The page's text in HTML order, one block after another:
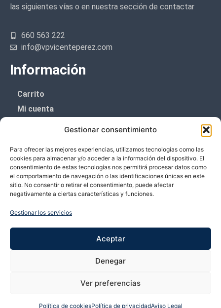
Gestionar consentimiento
Para ofrecer las mejores experiencias, utilizamos tecnologías como las
cookies para almacenar y/o acceder a la información del dispositivo. El
consentimiento de estas tecnologías nos permitirá procesar datos como
el comportamiento de navegación o las identificaciones únicas en este
sitio. No consentir o retirar el consentimiento, puede afectar
negativamente a ciertas características y funciones.
Gestionar los servicios
Aceptar
Denegar
Ver preferencias
Política de cookiesPolítica de privacidadAviso Legal
las siguientes vías o en nuestra sección de contactar
660 563 222
info@vpvicenteperez.com
Información
Carrito
Mi cuenta
Política de cookies (UE)
Boletín de noticias
¡¡Suscríbete y prometemos no dar mucho el
Te enviaremos sólo cosas importantes.